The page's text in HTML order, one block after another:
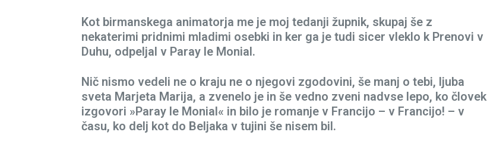
Kot birmanskega animatorja me je moj tedanji župnik, skupaj še z
nekaterimi pridnimi mladimi osebki in ker ga je tudi sicer vleklo k Prenovi v
Duhu, odpeljal v Paray le Monial.
Nič nismo vedeli ne o kraju ne o njegovi zgodovini, še manj o tebi, ljuba
sveta Marjeta Marija, a zvenelo je in še vedno zveni nadvse lepo, ko človek
izgovori »Paray le Monial« in bilo je romanje v Francijo – v Francijo! – v
času, ko delj kot do Beljaka v tujini še nisem bil.